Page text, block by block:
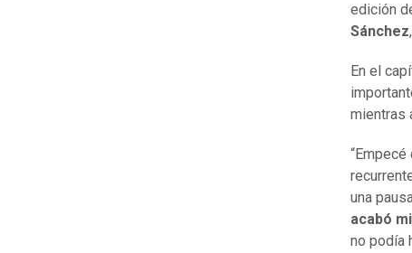
edición
Sánchez
En el
mientras
una
acabó
no podía